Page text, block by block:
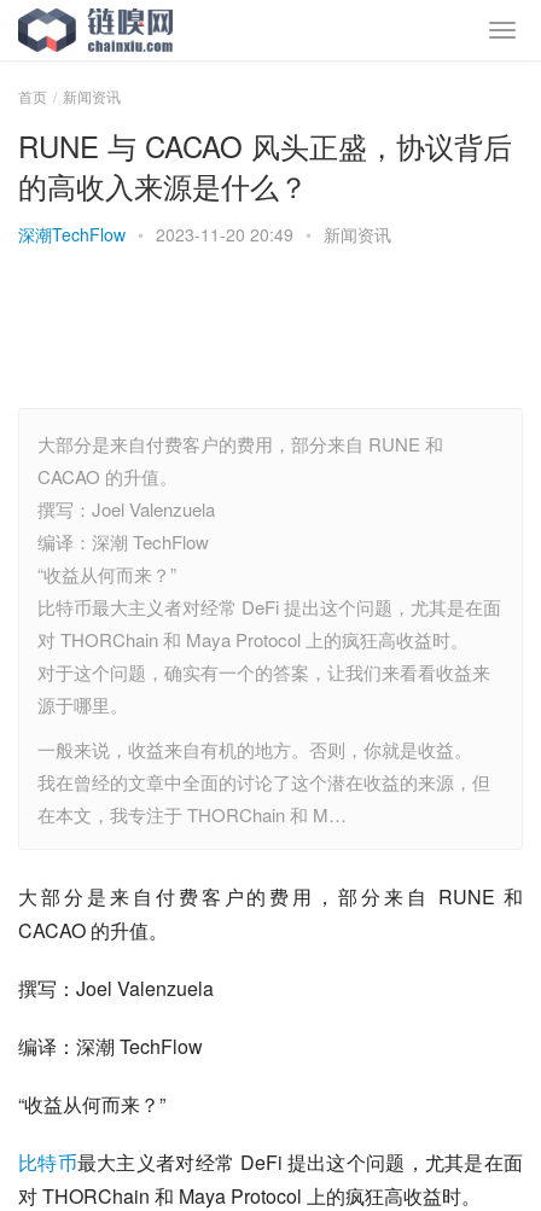
首页 新闻资讯
RUNE 与 CACAO 风头正盛，协议背后
的高收入来源是什么？
深潮TechFlow • 2023-11-20 20:49 • 新闻资讯
大部分是来自付费客户的费用，部分来自 RUNE 和
CACAO 的升值。
撰写：Joel Valenzuela
编译：深潮 TechFlow
“收益从何而来？”
比特币最大主义者对经常 DeFi 提出这个问题，尤其是在面
对 THORChain 和 Maya Protocol 上的疯狂高收益时。
对于这个问题，确实有一个的答案，让我们来看看收益来
源于哪里。
一般来说，收益来自有机的地方。否则，你就是收益。
我在曾经的文章中全面的讨论了这个潜在收益的来源，但
在本文，我专注于 THORChain 和 M…
大部分是来自付费客户的费用，部分来自 RUNE 和
CACAO 的升值。
撰写：Joel Valenzuela
编译：深潮 TechFlow
“收益从何而来？”
比特币最大主义者对经常 DeFi 提出这个问题，尤其是在面
对 THORChain 和 Maya Protocol 上的疯狂高收益时。